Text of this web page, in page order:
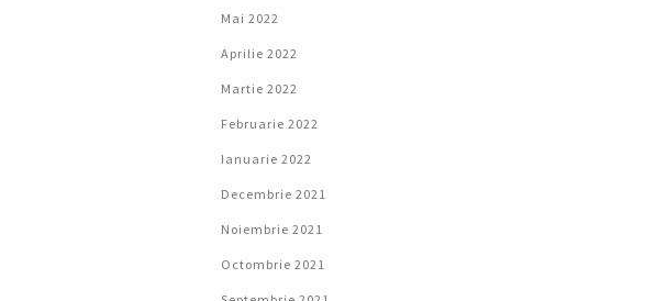
Mai 2022
Aprilie 2022
Martie 2022
Februarie 2022
Ianuarie 2022
Decembrie 2021
Noiembrie 2021
Octombrie 2021